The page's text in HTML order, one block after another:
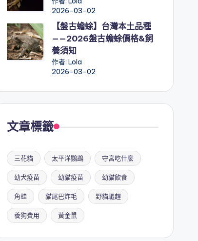
2026-03-02
【盤古蟾蜍】台灣本土品種
——2026盤古蟾蜍價格&飼
養須知
作者: Lola
2026-03-02
文章標籤
三花貓 太平洋鸚鵡 守宮吃什麼
幼犬疫苗 幼貓疫苗 幼貓飲食
角蛙 貓尾巴炸毛 野貓驅趕
養狗費用 黃金鼠